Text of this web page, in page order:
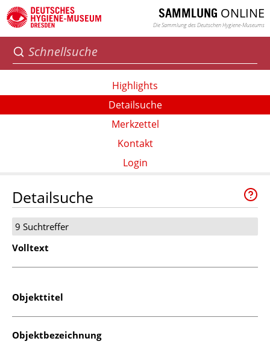
SAMMLUNG ONLINE
Die Sammlung des Deutschen Hygiene-Museums
Highlights
Detailsuche
Merkzettel
Kontakt
Login
Detailsuche
9 Suchtreffer
Volltext
Objekttitel
Objektbezeichnung